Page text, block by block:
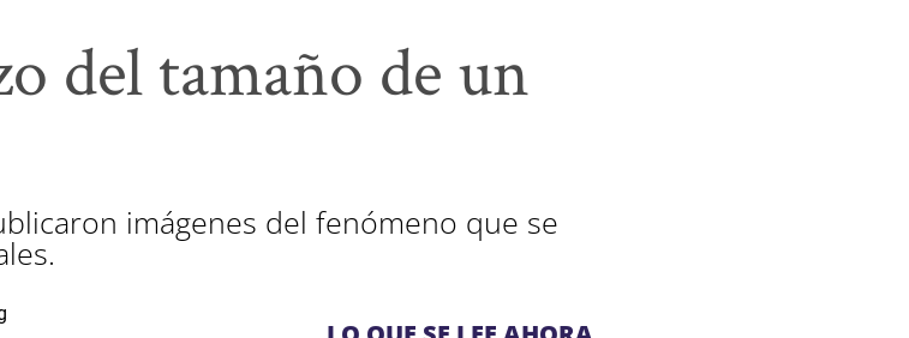
del tamaño de un
imágenes del fenómeno que se